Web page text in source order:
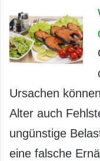
Ursachen
Alter auch
ungünstige
eine falsche